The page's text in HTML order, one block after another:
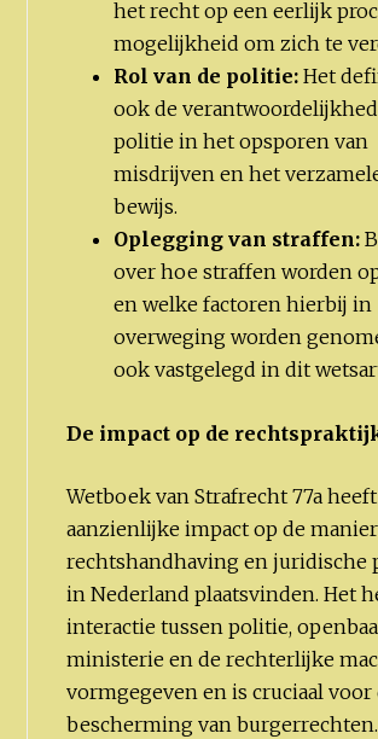
het recht op een eerlijk
mogelijkheid om zich te
Rol van de politie:Het
ook de
politie in het opsporen van
misdrijven en het
bewijs.
Oplegging van straffen:
over hoe straffen worden
en welke factoren hierbij in
overweging worden
ook vastgelegd in dit
De impact op de
Wetboek van Strafrecht 77a
aanzienlijke impact op de
rechtshandhaving en juridische
in Nederland plaatsvinden. Het
interactie tussen politie,
ministerie en de rechterlijke
vormgegeven en is cruciaal voor
bescherming van burgerrechten.